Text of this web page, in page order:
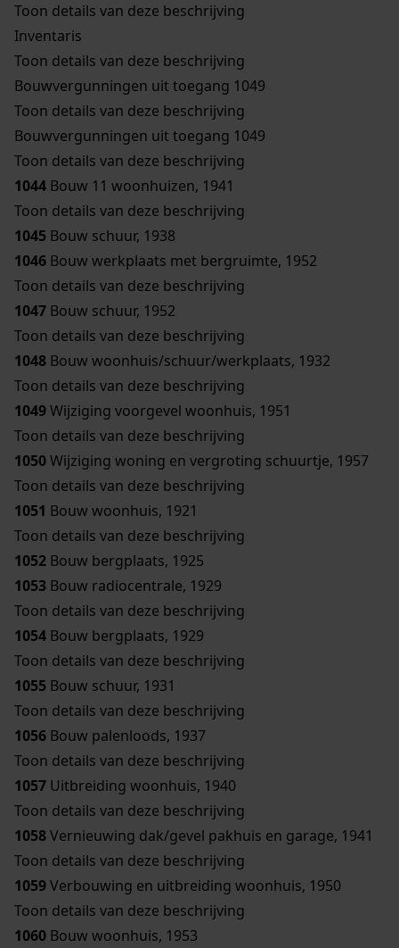
Toon details van deze beschrijving
Inventaris
Toon details van deze beschrijving
Bouwvergunningen uit toegang 1049
Toon details van deze beschrijving
Bouwvergunningen uit toegang 1049
Toon details van deze beschrijving
1044 Bouw 11 woonhuizen, 1941
Toon details van deze beschrijving
1045 Bouw schuur, 1938
1046 Bouw werkplaats met bergruimte, 1952
Toon details van deze beschrijving
1047 Bouw schuur, 1952
Toon details van deze beschrijving
1048 Bouw woonhuis/schuur/werkplaats, 1932
Toon details van deze beschrijving
1049Wijziging voorgevel woonhuis, 1951
Toon details van deze beschrijving
1050Wijziging woning en vergroting schuurtje, 1957
Toon details van deze beschrijving
1051 Bouw woonhuis, 1921
Toon details van deze beschrijving
1052 Bouw bergplaats, 1925
1053 Bouw radiocentrale, 1929
Toon details van deze beschrijving
1054 Bouw bergplaats, 1929
Toon details van deze beschrijving
1055 Bouw schuur, 1931
Toon details van deze beschrijving
1056 Bouw palenloods, 1937
Toon details van deze beschrijving
1057 Uitbreiding woonhuis, 1940
Toon details van deze beschrijving
1058Vernieuwing dak/gevel pakhuis en garage, 1941
Toon details van deze beschrijving
1059Verbouwing en uitbreiding woonhuis, 1950
Toon details van deze beschrijving
1060 Bouw woonhuis, 1953